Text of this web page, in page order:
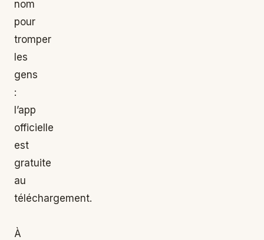
nom
pour
tromper
les
gens
:
l’app
officielle
est
gratuite
au
téléchargement.
À